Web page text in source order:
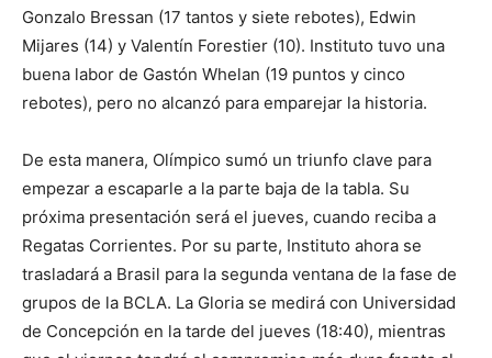
Gonzalo Bressan (17 tantos y siete rebotes), Edwin
Mijares (14) y Valentín Forestier (10). Instituto tuvo una
buena labor de Gastón Whelan (19 puntos y cinco
rebotes), pero no alcanzó para emparejar la historia.
De esta manera, Olímpico sumó un triunfo clave para
empezar a escaparle a la parte baja de la tabla. Su
próxima presentación será el jueves, cuando reciba a
Regatas Corrientes. Por su parte, Instituto ahora se
trasladará a Brasil para la segunda ventana de la fase de
grupos de la BCLA. La Gloria se medirá con Universidad
de Concepción en la tarde del jueves (18:40), mientras